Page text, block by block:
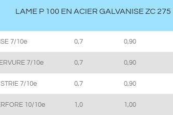
LAME P 100 EN ACIER GALVANISE ZC 275
7/10e 0,7 0,90
7/10e 0,7 0,90
7/10e 0,7 0,90
10/10e 1,0 1,00